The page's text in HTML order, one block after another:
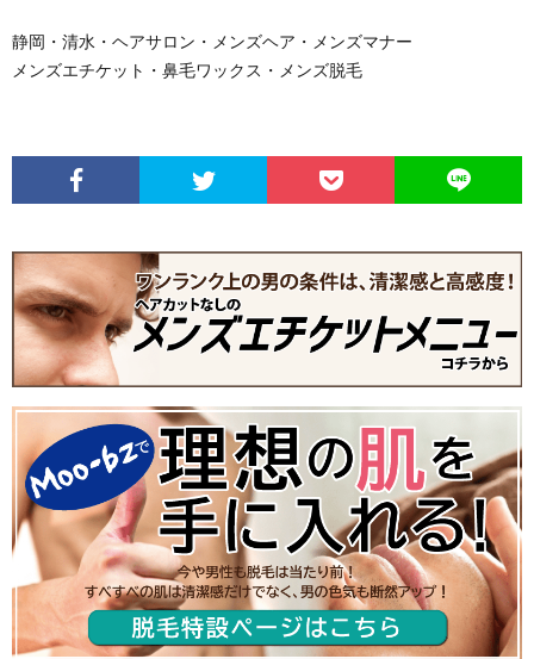
静岡・清水・ヘアサロン・メンズヘア・メンズマナー
メンズエチケット・鼻毛ワックス・メンズ脱毛